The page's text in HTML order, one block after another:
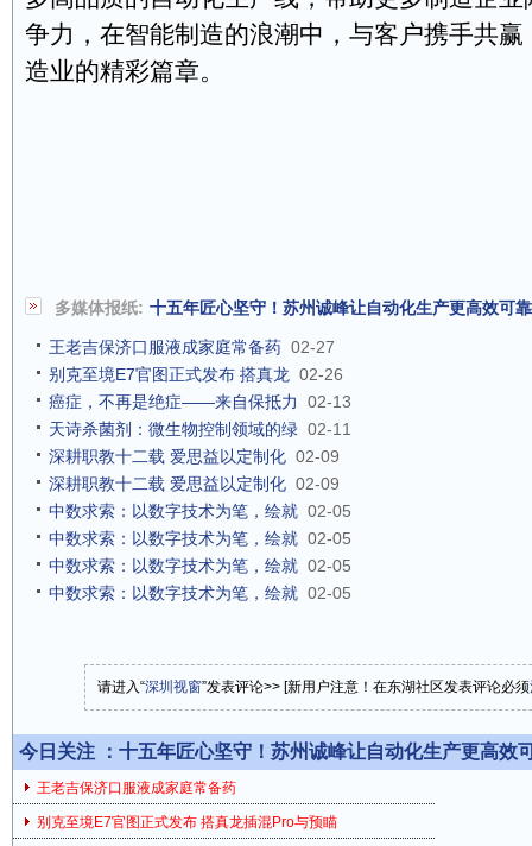
争力，在智能制造的浪潮中，与客户携手共
造业的精彩篇章。
多媒体报纸: 十五年匠心坚守！苏州诚峰让自动化生产更高效可靠
王老吉保济口服液成家庭常备药 02-27
别克至境E7官图正式发布 搭真龙 02-26
癌症，不再是绝症——来自保抵力
02-13
天诗杀菌剂：微生物控制领域的绿 02-11
深耕职教十二载 爱思益以定制化 02-09
深耕职教十二载 爱思益以定制化 02-09
中数求索：以数字技术为笔，绘就 02-05
中数求索：以数字技术为笔，绘就 02-05
中数求索：以数字技术为笔，绘就 02-05
中数求索：以数字技术为笔，绘就 02-05
请进入“深圳视窗”发表评论>> [新用户注意！在东湖社区发表评论必须
今日关注 ： 十五年匠心坚守！苏州诚峰让自动化生产更高效
王老吉保济口服液成家庭常备药
别克至境E7官图正式发布 搭真龙插混Pro与预瞄